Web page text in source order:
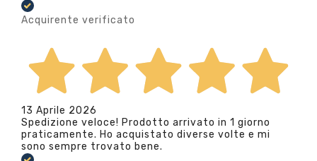
Acquirente verificato
13 Aprile 2026
Spedizione veloce! Prodotto arrivato in 1 giorno
praticamente. Ho acquistato diverse volte e mi
sono sempre trovato bene.